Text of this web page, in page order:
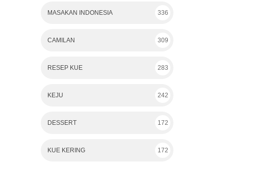
MASAKAN INDONESIA 336
CAMILAN 309
RESEP KUE 283
KEJU 242
DESSERT 172
KUE KERING 172